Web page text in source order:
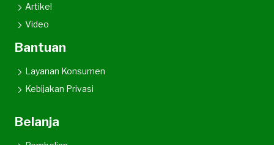
Artikel
Video
Bantuan
Layanan Konsumen
Kebijakan Privasi
Belanja